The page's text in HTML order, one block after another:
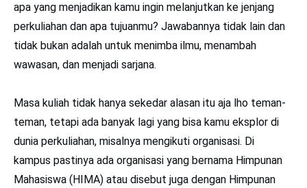
apa yang menjadikan kamu ingin melanjutkan ke jenjang
perkuliahan dan apa tujuanmu? Jawabannya tidak lain dan
tidak bukan adalah untuk menimba ilmu, menambah
wawasan, dan menjadi sarjana.
Masa kuliah tidak hanya sekedar alasan itu aja lho teman-
teman, tetapi ada banyak lagi yang bisa kamu eksplor di
dunia perkuliahan, misalnya mengikuti organisasi. Di
kampus pastinya ada organisasi yang bernama Himpunan
Mahasiswa (HIMA) atau disebut juga dengan Himpunan